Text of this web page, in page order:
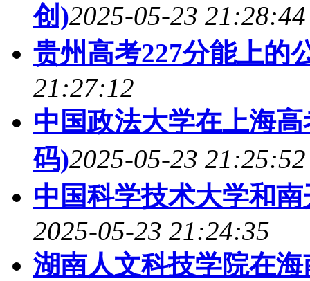
创)2025-05-23 21:28:44
贵州高考227分能上的
21:27:12
中国政法大学在上海
码)2025-05-23 21:25:52
中国科学技术大学和
2025-05-23 21:24:35
湖南人文科技学院在